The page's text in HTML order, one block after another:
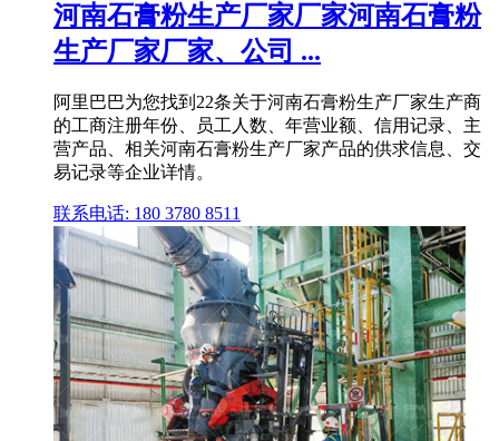
河南石膏粉生产厂家厂家河南石膏粉
生产厂家厂家、公司 ...
阿里巴巴为您找到22条关于河南石膏粉生产厂家生产商
的工商注册年份、员工人数、年营业额、信用记录、主
营产品、相关河南石膏粉生产厂家产品的供求信息、交
易记录等企业详情。
联系电话: 180 3780 8511